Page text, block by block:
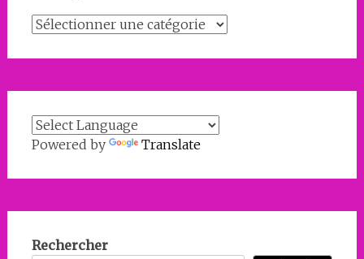
Catégories
Powered by Translate
Rechercher